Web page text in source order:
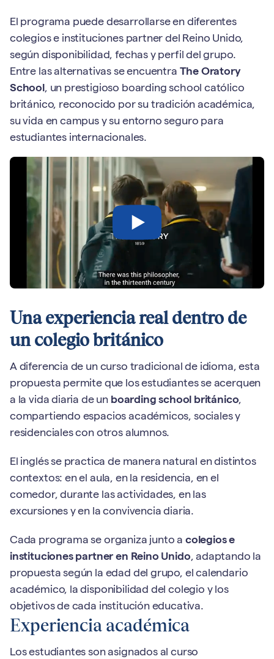
El programa puede desarrollarse en diferentes
colegios e instituciones partner del Reino Unido,
según disponibilidad, fechas y perfil del grupo.
Entre las alternativas se encuentra The Oratory
School, un prestigioso boarding school católico
británico, reconocido por su tradición académica,
su vida en campus y su entorno seguro para
estudiantes internacionales.
Una experiencia real dentro de
un colegio británico
A diferencia de un curso tradicional de idioma, esta
propuesta permite que los estudiantes se acerquen
a la vida diaria de un boarding school británico,
compartiendo espacios académicos, sociales y
residenciales con otros alumnos.
El inglés se practica de manera natural en distintos
contextos: en el aula, en la residencia, en el
comedor, durante las actividades, en las
excursiones y en la convivencia diaria.
Cada programa se organiza junto a colegios e
instituciones partner en Reino Unido, adaptando la
propuesta según la edad del grupo, el calendario
académico, la disponibilidad del colegio y los
objetivos de cada institución educativa.
Experiencia académica
Los estudiantes son asignados al curso